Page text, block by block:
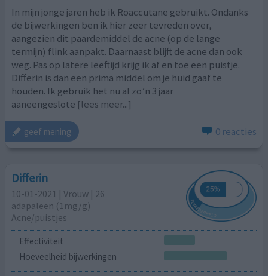
In mijn jonge jaren heb ik Roaccutane gebruikt. Ondanks
de bijwerkingen ben ik hier zeer tevreden over,
aangezien dit paardemiddel de acne (op de lange
termijn) flink aanpakt. Daarnaast blijft de acne dan ook
weg. Pas op latere leeftijd krijg ik af en toe een puistje.
Differin is dan een prima middel om je huid gaaf te
houden. Ik gebruik het nu al zo’n 3 jaar
aaneengeslote [lees meer...]
geef mening 0 reacties
Differin
10-01-2021 | Vrouw | 26
adapaleen (1mg/g)
Acne/puistjes
Effectiviteit
Hoeveelheid bijwerkingen